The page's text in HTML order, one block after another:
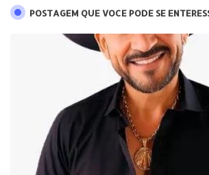
POSTAGEM QUE VOCE PODE SE